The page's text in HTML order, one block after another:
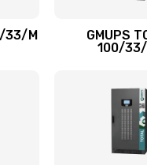
33/M
GMUPS
100/